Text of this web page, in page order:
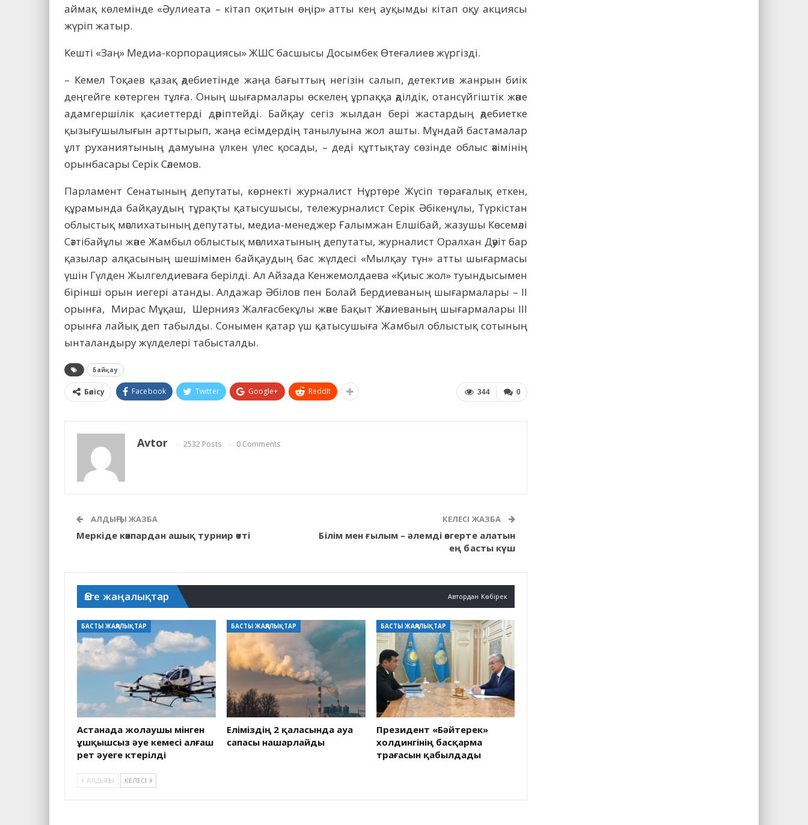
аймақ көлемінде «Әулиеата – кітап оқитын өңір» атты кең ауқымды кітап оқу акциясы
жүріп жатыр.
Кешті «Заң» Медиа-корпорациясы» ЖШС басшысы Досымбек Өтеғалиев жүргізді.
– Кемел Тоқаев қазақ әдебиетінде жаңа бағыттың негізін салып, детектив жанрын биік
деңгейге көтерген тұлға. Оның шығармалары өскелең ұрпаққа әділдік, отансүйгіштік және
адамгершілік қасиеттерді дәріптейді. Байқау сегіз жылдан бері жастардың әдебиетке
қызығушылығын арттырып, жаңа есімдердің танылуына жол ашты. Мұндай бастамалар
ұлт руханиятының дамуына үлкен үлес қосады, – деді құттықтау сөзінде облыс әкімінің
орынбасары Серік Сәлемов.
Парламент Сенатының депутаты, көрнекті журналист Нұртөре Жүсіп төрағалық еткен,
құрамында байқаудың тұрақты қатысушысы, тележурналист Серік Әбікенұлы, Түркістан
облыстық мәслихатының депутаты, медиа-менеджер Ғалымжан Елшібай, жазушы Көсемәлі
Сәттібайұлы және Жамбыл облыстық мәслихатының депутаты, журналист Оралхан Дәуіт бар
қазылар алқасының шешімімен байқаудың бас жүлдесі «Мылқау түн» атты шығармасы
үшін Гүлден Жылгелдиеваға берілді. Ал Айзада Кенжемолдаева «Қиыс жол» туындысымен
бірінші орын иегері атанды. Алдажар Әбілов пен Болай Бердиеваның шығармалары – ІІ
орынға, Мирас Мұқаш, Шернияз Жалғасбекұлы және Бақыт Жәлиеваның шығармалары ІІІ
орынға лайық деп табылды. Сонымен қатар үш қатысушыға Жамбыл облыстық сотының
ынталандыру жүлделері табысталды.
Байқау
0
344
Бөлісу Facebook Twitter Google+ ReddIt
Avtor 2532 Posts 0 Comments
АЛДЫҢҒЫ ЖАЗБА
Меркіде көкпардан ашық турнир өтті
КЕЛЕСІ ЖАЗБА
Білім мен ғылым – әлемді өзгерте алатын
ең басты күш
Өзге жаңалықтар Автордан Көбірек
БАСТЫ ЖАҢАЛЫҚТАР
Астанада жолаушы мінген
ұшқышсыз әуе кемесі алғаш
рет әуеге көтерілді
БАСТЫ ЖАҢАЛЫҚТАР
Еліміздің 2 қаласында ауа
сапасы нашарлайды
БАСТЫ ЖАҢАЛЫҚТАР
Президент «Бәйтерек»
холдингінің басқарма
төрағасын қабылдады
АЛДЫҢҒЫ КЕЛЕСІ